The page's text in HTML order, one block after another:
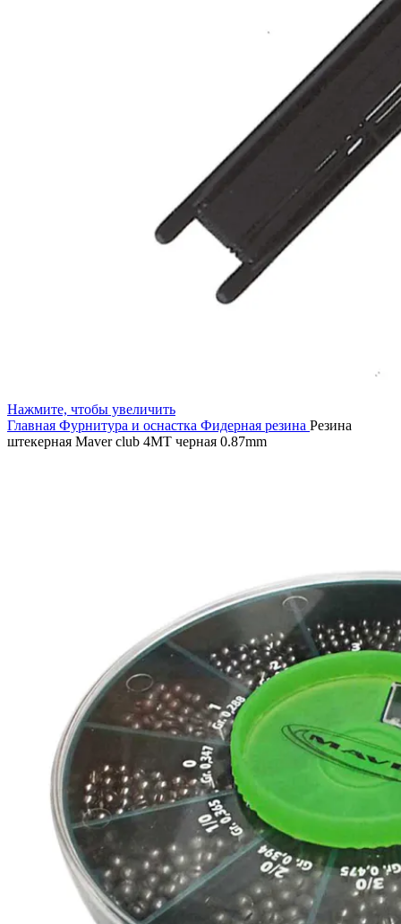
Нажмите, чтобы увеличить
Главная Фурнитура и оснастка Фидерная резина Резина
штекерная Maver club 4MT черная 0.87mm